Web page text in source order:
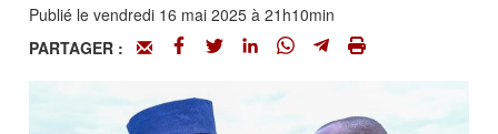
Publié le vendredi 16 mai 2025 à 21h10min
PARTAGER :